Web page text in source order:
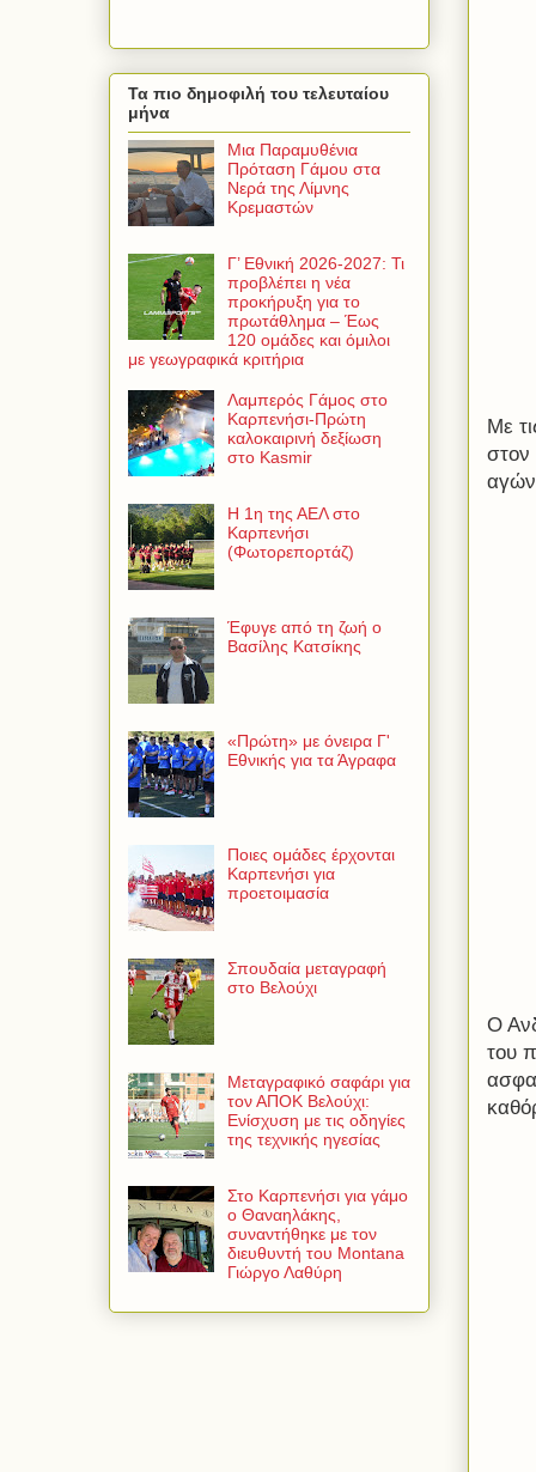
Με
στον
Ο
του
Τα πιο δημοφιλή του τελευταίου
μήνα
Μια Παραμυθένια
Πρόταση Γάμου στα
Νερά της Λίμνης
Κρεμαστών
Γ’ Εθνική 2026-2027: Τι
προβλέπει η νέα
προκήρυξη για το
πρωτάθλημα – Έως
120 ομάδες και όμιλοι
με γεωγραφικά κριτήρια
Λαμπερός Γάμος στο
Καρπενήσι-Πρώτη
καλοκαιρινή δεξίωση
στο Kasmir
Η 1η της ΑΕΛ στο
Καρπενήσι
(Φωτορεπορτάζ)
Έφυγε από τη ζωή ο
Βασίλης Κατσίκης
«Πρώτη» με όνειρα Γ'
Εθνικής για τα Άγραφα
Ποιες ομάδες έρχονται
Καρπενήσι για
προετοιμασία
Σπουδαία μεταγραφή
στο Βελούχι
Μεταγραφικό σαφάρι για
τον ΑΠΟΚ Βελούχι:
Ενίσχυση με τις οδηγίες
της τεχνικής ηγεσίας
Στο Καρπενήσι για γάμο
ο Θαναηλάκης,
συναντήθηκε με τον
διευθυντή του Montana
Γιώργο Λαθύρη